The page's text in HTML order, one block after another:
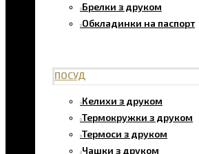
Брелки з друком
Обкладинки на паспорт
ПОСУД
Келихи з друком
Термокружки з друком
Термоси з друком
Чашки з друком